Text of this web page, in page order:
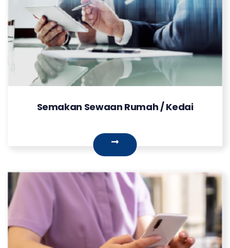
Semakan Sewaan Rumah / Kedai